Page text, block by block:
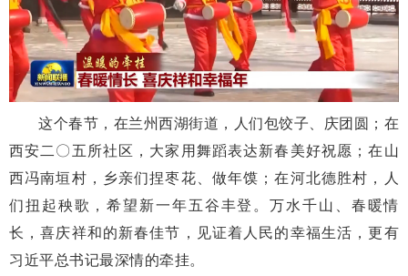
这个春节，在兰州西湖街道，人们包饺子、庆团圆；在
西安二〇五所社区，大家用舞蹈表达新春美好祝愿；在山
西冯南垣村，乡亲们捏枣花、做年馍；在河北德胜村，人
们扭起秧歌，希望新一年五谷丰登。万水千山、春暖情
长，喜庆祥和的新春佳节，见证着人民的幸福生活，更有
习近平总书记最深情的牵挂。